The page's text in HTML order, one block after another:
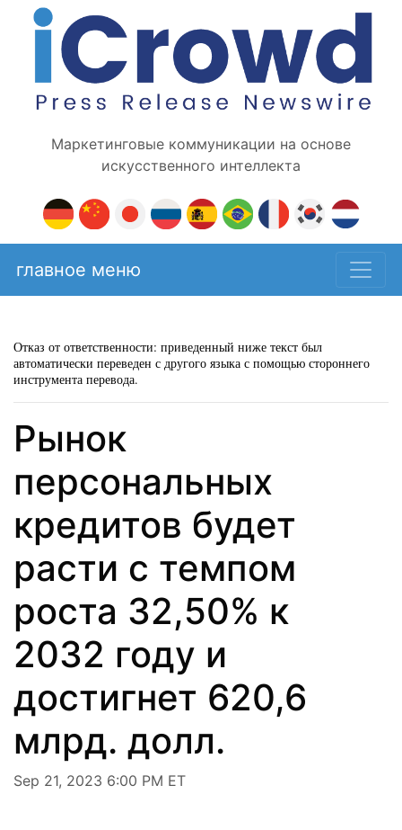
Маркетинговые коммуникации на основе
искусственного интеллекта
главное меню
Отказ от ответственности: приведенный ниже текст был
автоматически переведен с другого языка с помощью стороннего
инструмента перевода.
Рынок
персональных
кредитов будет
расти с темпом
роста 32,50% к
2032 году и
достигнет 620,6
млрд. долл.
Sep 21, 2023 6:00 PM ET